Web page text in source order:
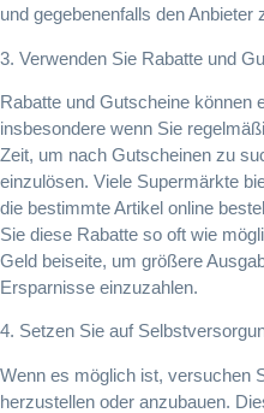
und gegebenenfalls den Anbieter
3. Verwenden Sie Rabatte und
Rabatte und Gutscheine können
insbesondere wenn Sie
Zeit, um nach Gutscheinen zu
einzulösen. Viele Supermärkte
die bestimmte Artikel online
Sie diese Rabatte so oft wie
Geld beiseite, um größere
Ersparnisse einzuzahlen.
4. Setzen Sie auf
Wenn es möglich ist, versuchen
herzustellen oder anzubauen.